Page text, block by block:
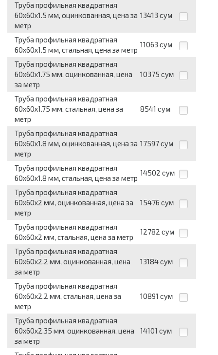
Труба профильная квадратная
60x60x1.5 мм, оцинкованная, цена за
метр
13413 сум
Труба профильная квадратная
60x60x1.5 мм, стальная, цена за метр
11063 сум
Труба профильная квадратная
60x60x1.75 мм, оцинкованная, цена
за метр
10375 сум
Труба профильная квадратная
60x60x1.75 мм, стальная, цена за
метр
8541 сум
Труба профильная квадратная
60x60x1.8 мм, оцинкованная, цена за
метр
17597 сум
Труба профильная квадратная
60x60x1.8 мм, стальная, цена за метр
14502 сум
Труба профильная квадратная
60x60x2 мм, оцинкованная, цена за
метр
15476 сум
Труба профильная квадратная
60x60x2 мм, стальная, цена за метр
12782 сум
Труба профильная квадратная
60x60x2.2 мм, оцинкованная, цена
за метр
13184 сум
Труба профильная квадратная
60x60x2.2 мм, стальная, цена за
метр
10891 сум
Труба профильная квадратная
60x60x2.35 мм, оцинкованная, цена
за метр
14101 сум